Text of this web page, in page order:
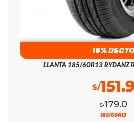
15%
LLANTA 185/60R13 RYDANZ
S/179.0
S/
185/60R13